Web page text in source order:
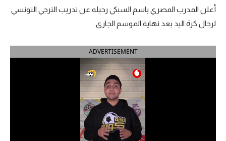
الدوري الإنجليزي الممتاز
الدوري الإسباني
الدوري السعودي للمحترفين
أعلن المدرب المصري باسم السبكي رحيله عن تدريب الترجي التونسي
لرجال كرة اليد بعد نهاية الموسم الجاري.
ADVERTISEMENT